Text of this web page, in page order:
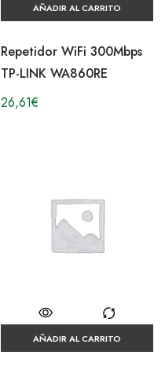
AÑADIR AL CARRITO
Repetidor WiFi 300Mbps
TP-LINK WA860RE
26,61€
AÑADIR AL CARRITO